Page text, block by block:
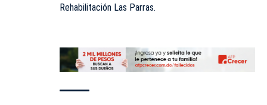
Rehabilitación Las Parras.